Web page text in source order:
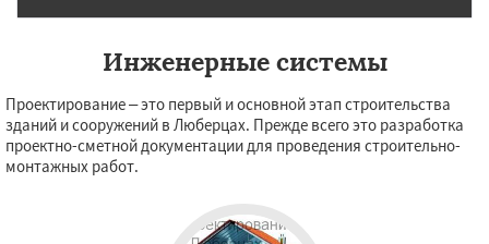
Инженерные системы
Проектирование – это первый и основной этап строительства
зданий и сооружений в Люберцах. Прежде всего это разработка
проектно-сметной документации для проведения строительно-
монтажных работ.